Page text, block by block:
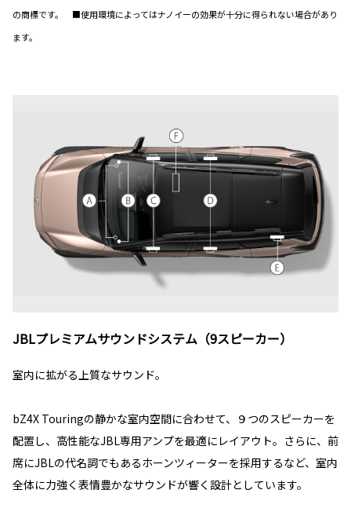
の商標です。 ■使用環境によってはナノイーの効果が十分に得られない場合があり
ます。
JBLプレミアムサウンドシステム（9スピーカー）
室内に拡がる上質なサウンド。
bZ4X Touringの静かな室内空間に合わせて、９つのスピーカーを
配置し、高性能なJBL専用アンプを最適にレイアウト。さらに、前
席にJBLの代名詞でもあるホーンツィーターを採用するなど、室内
全体に力強く表情豊かなサウンドが響く設計としています。